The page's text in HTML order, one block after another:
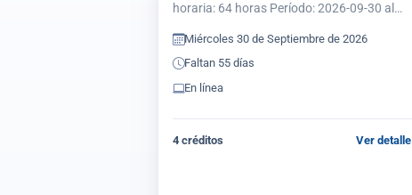
horaria: 64 horas Período: 2026-09-30 al
doctorado: No Presentación El seminario
“Gestión en instituciones educativas”…
Miércoles 30 de Septiembre de 2026
Faltan 55 días
En línea
4 créditos Ver detalle